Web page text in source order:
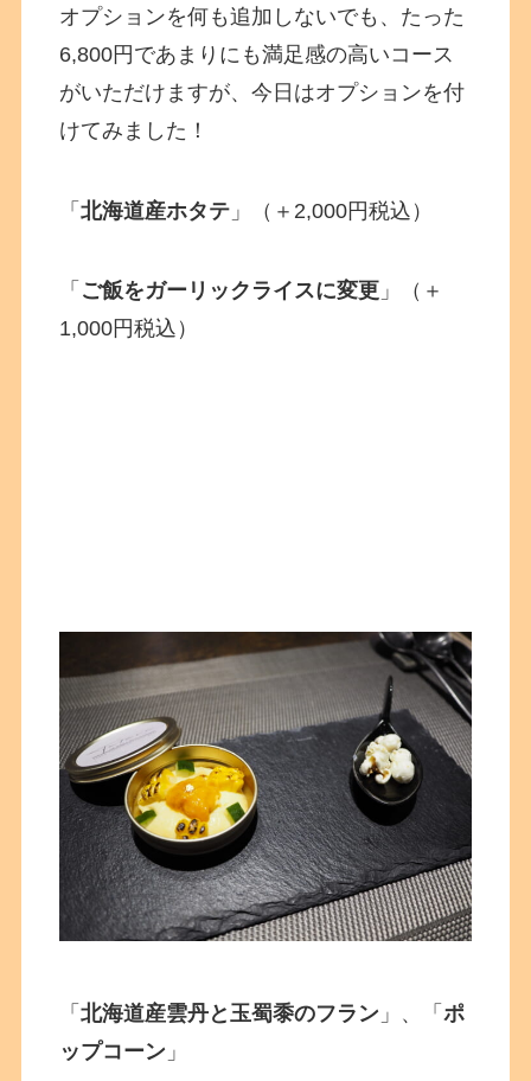
オプションを何も追加しないでも、たった
6,800円であまりにも満足感の高いコース
がいただけますが、今日はオプションを付
けてみました！
「北海道産ホタテ 」（＋2,000円税込）
「 ご飯をガーリックライスに変更 」（＋
1,000円税込）
「北海道産雲丹と玉蜀黍のフラン 」、「ポ
ップコーン 」